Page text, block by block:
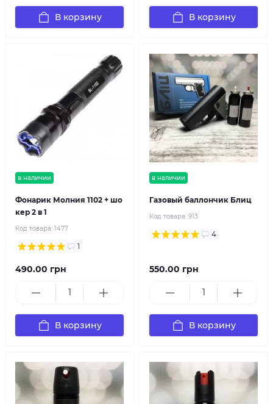
В корзину В корзину
в наличии
Фонарик Молния 1102 + шо
кер 2 в 1
Код товара: 1477
1
490.00 грн
В корзину
в наличии
Газовый баллончик Блиц
Код товара: 913
4
550.00 грн
В корзину